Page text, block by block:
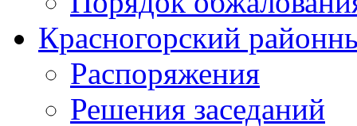
Красногорский
Распоряжения
Решения заседаний